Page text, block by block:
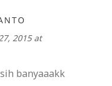
2015 at
banyaaakk